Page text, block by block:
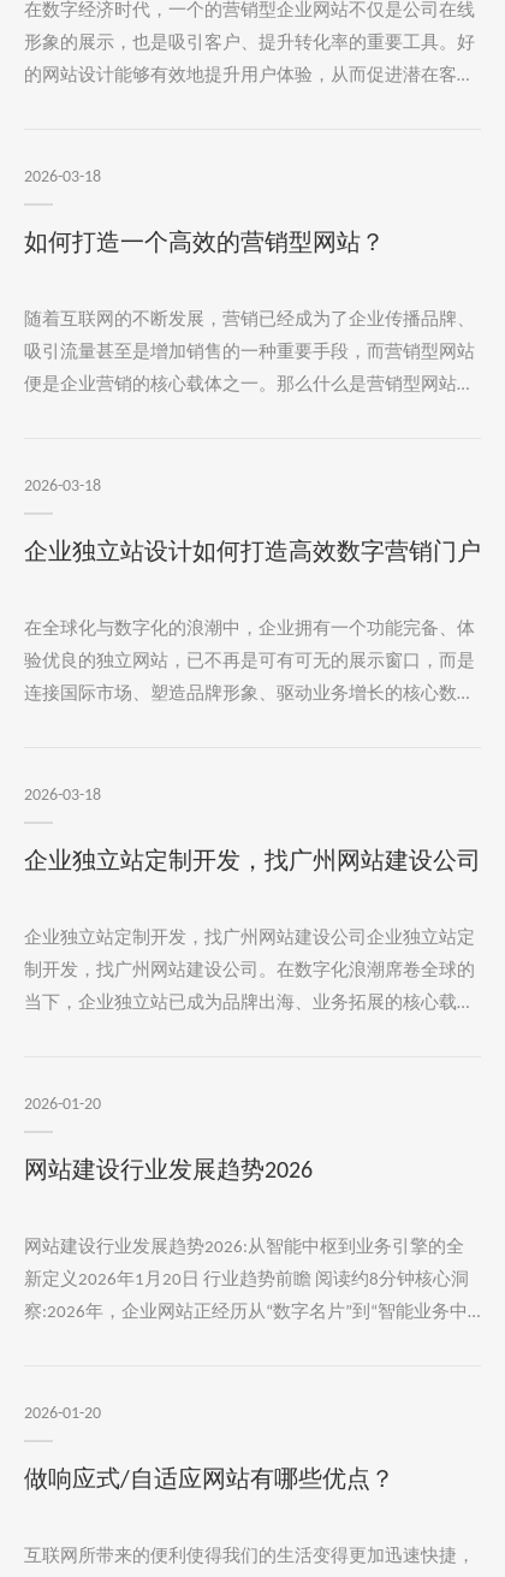
在数字经济时代，一个的营销型企业网站不仅是公司在线
形象的展示，也是吸引客户、提升转化率的重要工具。好
的网站设计能够有效地提升用户体验，从而促进潜在客户
是创建有效营销型网站的前提。通过深入分析用户的特
征、需求、兴趣和行为习惯，网站设计才能更加精确。企
业可以通过市场调研、用户访谈和数据分析等方式，了解
2026-03-18
如何打造一个高效的营销型网站？
随着互联网的不断发展，营销已经成为了企业传播品牌、
吸引流量甚至是增加销售的一种重要手段，而营销型网站
便是企业营销的核心载体之一。那么什么是营销型网站
并促使其完成购买、预约、咨询或者其他转化行为的一种
网站。而要打造一个高效的营销型网站，离不开以下几个
方面的因素:一、设计与用户体验网站设计是影响用户仅此
2026-03-18
企业独立站设计如何打造高效数字营销门户
在全球化与数字化的浪潮中，企业拥有一个功能完备、体
验优良的独立网站，已不再是可有可无的展示窗口，而是
连接国际市场、塑造品牌形象、驱动业务增长的核心数字
的数字营销门户，是拥抱新业态、开拓新渠道的关键一
步。一个高效的独立站，其意义远不止于“网上名片”。它
是一个全天候的全球业务展厅，一个精准的客户数据收集
2026-03-18
企业独立站定制开发，找广州网站建设公司
企业独立站定制开发，找广州网站建设公司企业独立站定
制开发，找广州网站建设公司。在数字化浪潮席卷全球的
当下，企业独立站已成为品牌出海、业务拓展的核心载
上门户。而广州作为中国科技创新的前沿阵地，汇聚了众
多具备国际化视野与技术实力的建站服务商，其中广州市
网站制作凭借十年行业深耕，成为企业定制化独立站建设
2026-01-20
网站建设行业发展趋势2026
网站建设行业发展趋势2026:从智能中枢到业务引擎的全
新定义2026年1月20日 行业趋势前瞻 阅读约8分钟核心洞
察:2026年，企业网站正经历从“数字名片”到“智能业务中
正在重塑行业的标准、价值与竞争格局。企业若不能把握
AI深度集成、性能安全基建与可衡量ROI这三大核心，将在
数字化竞争中面临巨大风险。一、 根本性转变:从展示窗
2026-01-20
做响应式/自适应网站有哪些优点？
互联网所带来的便利使得我们的生活变得更加迅速快捷，